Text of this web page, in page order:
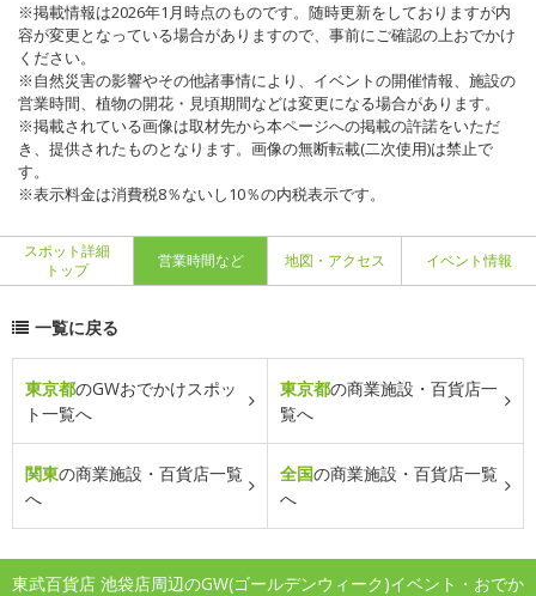
※掲載情報は2026年1月時点のものです。随時更新をしておりますが内
容が変更となっている場合がありますので、事前にご確認の上おでかけ
ください。
※自然災害の影響やその他諸事情により、イベントの開催情報、施設の
営業時間、植物の開花・見頃期間などは変更になる場合があります。
※掲載されている画像は取材先から本ページへの掲載の許諾をいただ
き、提供されたものとなります。画像の無断転載(二次使用)は禁止で
す。
※表示料金は消費税8％ないし10％の内税表示です。
スポット詳細
トップ
営業時間など 地図・アクセス イベント情報
一覧に戻る
東京都のGWおでかけスポッ
ト一覧へ
東京都の商業施設・百貨店一
覧へ
関東の商業施設・百貨店一覧
へ
全国の商業施設・百貨店一覧
へ
東武百貨店 池袋店周辺のGW(ゴールデンウィーク)イベント・おでか